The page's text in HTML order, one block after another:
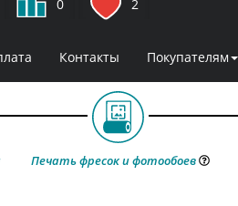
0 2
Контакты Покупателям
Печать фресок и фотообоев